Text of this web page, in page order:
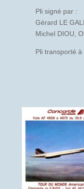
Pli signé par :
Gérard LE
Michel DIOU,
Pli transporté